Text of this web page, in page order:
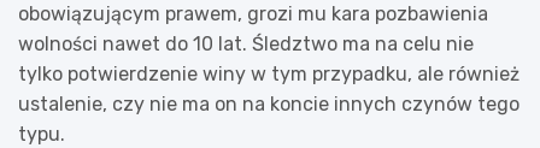
obowiązującym prawem, grozi mu kara pozbawienia
wolności nawet do 10 lat. Śledztwo ma na celu nie
tylko potwierdzenie winy w tym przypadku, ale również
ustalenie, czy nie ma on na koncie innych czynów tego
typu.